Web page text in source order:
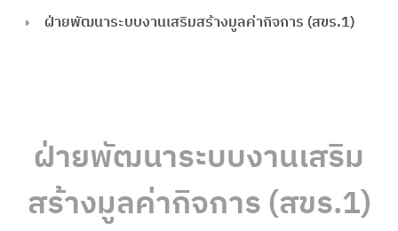
ฝ่ายพัฒนาระบบงานเสริมสร้างมูลค่ากิจการ (สขร.1)
ฝ่ายพัฒนาระบบงานเสริม
สร้างมูลค่ากิจการ (สขร.1)